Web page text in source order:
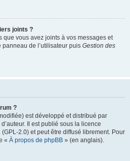
joints ?
que vous avez joints à vos messages et
de l’utilisateur puis Gestion des
?
est développé et distribué par
Il est publié sous la licence
2.0) et peut être diffusé librement. Pour
« À propos de phpBB » (en anglais).